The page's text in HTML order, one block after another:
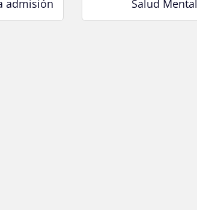
admisión
Salud Mental